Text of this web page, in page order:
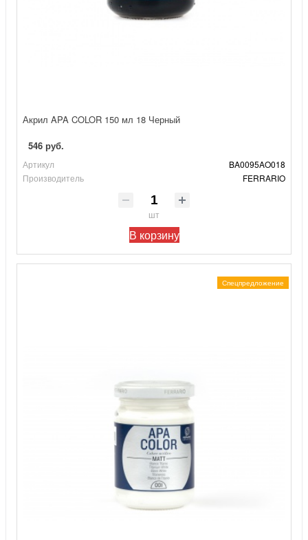
Акрил APA COLOR 150 мл 18 Черный
546 руб.
Артикул
BA0095AO018
Производитель
FERRARIO
шт
В корзину
Спецпредложение